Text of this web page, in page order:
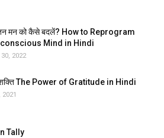
मन को कैसे बदलें? How to Reprogram
Mind in Hindi
2022
शक्ति The Power of Gratitude in Hindi
Tally